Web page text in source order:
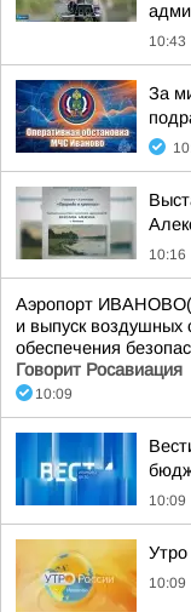
10:43
За
10:16
Аэропорт
и выпуск воздушных
обеспечения
Говорит Росавиация
10:09
10:09
10:09